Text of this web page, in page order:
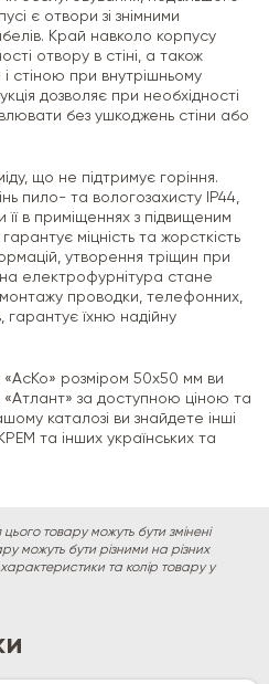
є отвори зі знімними
Край навколо корпусу
отвору в стіні, а також
і стіною при внутрішньому
дозволяє при необхідності
без ушкоджень стіни або
що не підтримує горіння.
пило- та вологозахисту IP44,
в приміщеннях з підвищеним
міцність та жорсткість
утворення тріщин при
електрофурнітура стане
проводки, телефонних,
гарантує їхню надійну
«АсКо» розміром 50х50 мм ви
«Атлант» за доступною ціною та
каталозі ви знайдете інші
та інших українських та
товару можуть бути змінені
можуть бути різними на різних
та колір товару у